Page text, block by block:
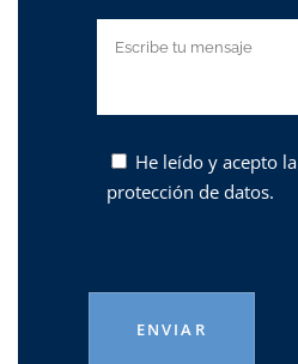
He leído y acepto la
protección de datos.